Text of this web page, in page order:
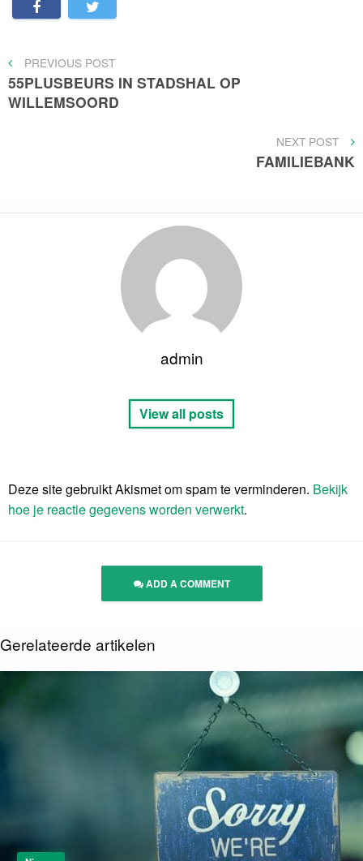
Bericht
navigatie
PREVIOUS
POST
PREVIOUS POST
55PLUSBEURS IN STADSHAL OP
WILLEMSOORD
NEXT
POST
NEXT POST
FAMILIEBANK
admin
View all posts
Deze site gebruikt Akismet om spam te verminderen. Bekijk
hoe je reactie gegevens worden verwerkt.
ADD A COMMENT
Gerelateerde artikelen